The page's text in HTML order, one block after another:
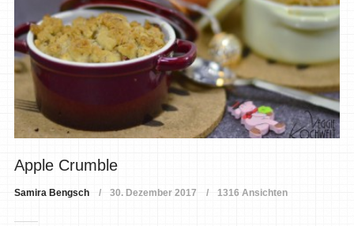
Apple Crumble
Samira Bengsch 30. Dezember 2017 1316 Ansichten